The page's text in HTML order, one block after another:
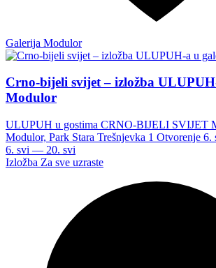
Galerija Modulor
Crno-bijeli svijet – izložba
Modulor
ULUPUH u gostima CRNO-BIJELI SVIJET
Modulor, Park Stara Trešnjevka 1 Otvorenje
6. svi — 20. svi
Izložba Za sve uzraste